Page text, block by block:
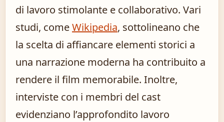
di lavoro stimolante e collaborativo. Vari
studi, comeWikipedia, sottolineano che
la scelta di affiancare elementi storici a
una narrazione moderna ha contribuito a
rendere il film memorabile. Inoltre,
interviste con i membri del cast
evidenziano l’approfondito lavoro